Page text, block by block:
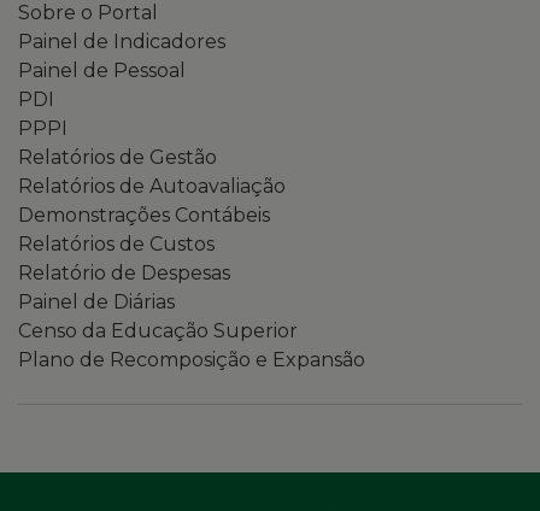
Sobre o Portal
Painel de Indicadores
Painel de Pessoal
PDI
PPPI
Relatórios de Gestão
Relatórios de Autoavaliação
Demonstrações Contábeis
Relatórios de Custos
Relatório de Despesas
Painel de Diárias
Censo da Educação Superior
Plano de Recomposição e Expansão